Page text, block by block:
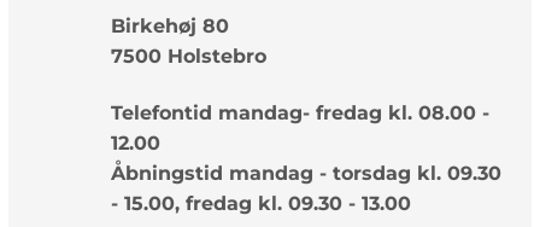
Birkehøj 80
7500 Holstebro
Telefontid mandag- fredag kl. 08.00 -
12.00
Åbningstid mandag - torsdag kl. 09.30
- 15.00, fredag kl. 09.30 - 13.00